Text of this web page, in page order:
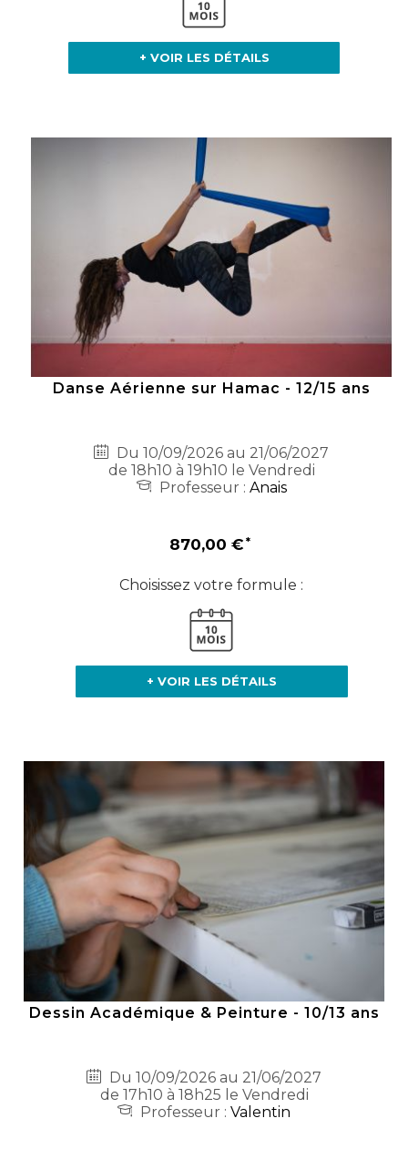
+ VOIR LES DÉTAILS
Danse Aérienne sur Hamac - 12/15 ans
Du 10/09/2026 au 21/06/2027
de 18h10 à 19h10 le Vendredi
Professeur : Anais
870,00 €
Choisissez votre formule :
+ VOIR LES DÉTAILS
Dessin Académique & Peinture - 10/13 ans
Du 10/09/2026 au 21/06/2027
de 17h10 à 18h25 le Vendredi
Professeur : Valentin